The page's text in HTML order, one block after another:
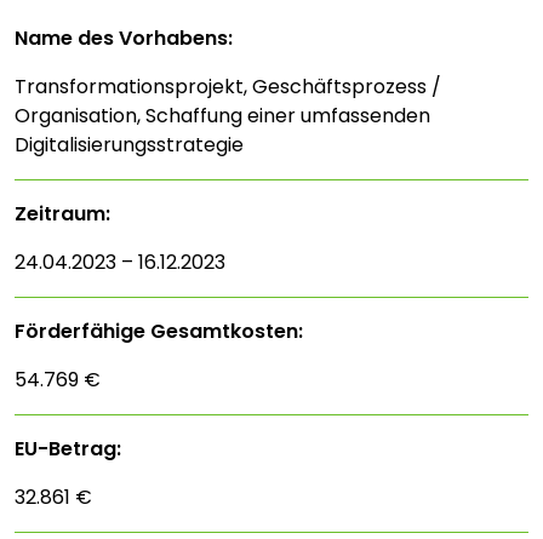
Name des Vorhabens:
Transformationsprojekt, Geschäftsprozess /
Organisation, Schaffung einer umfassenden
Digitalisierungsstrategie
Zeitraum:
24.04.2023 – 16.12.2023
Förderfähige Gesamtkosten:
54.769 €
EU-Betrag:
32.861 €